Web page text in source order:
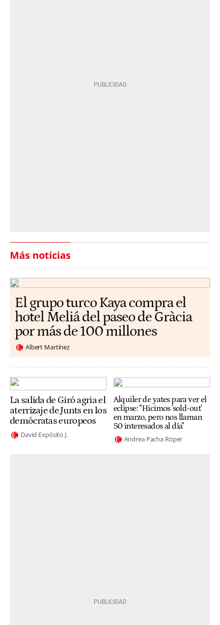
Más noticias
El grupo turco Kaya compra el
hotel Meliá del paseo de Gràcia
por más de 100 millones
Albert Martínez
La salida de Giró agria el
aterrizaje de Junts en los
demócratas europeos
David Expósito J.
Alquiler de yates para ver el
eclipse: "Hicimos 'sold-out'
en marzo, pero nos llaman
50 interesados al día"
Andrea Pacha Röper